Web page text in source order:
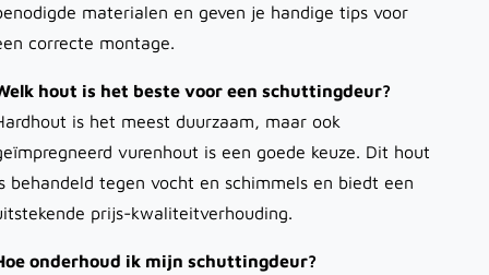
materialen en geven je handige tips voor
correcte montage.
hout is het beste voor een schuttingdeur?
is het meest duurzaam, maar ook
vurenhout is een goede keuze. Dit hout
behandeld tegen vocht en schimmels en biedt een
prijs-kwaliteitverhouding.
onderhoud ik mijn schuttingdeur?